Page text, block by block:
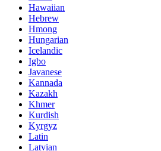
Hawaiian
Hebrew
Hmong
Hungarian
Icelandic
Igbo
Javanese
Kannada
Kazakh
Khmer
Kurdish
Kyrgyz
Latin
Latvian